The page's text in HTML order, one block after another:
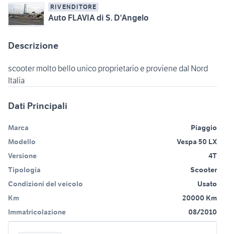
RIVENDITORE
Auto FLAVIA di S. D'Angelo
Descrizione
scooter molto bello unico proprietario e proviene dal Nord
Italia
Dati Principali
Marca
Piaggio
Modello
Vespa 50 LX
Versione
4T
Tipologia
Scooter
Condizioni del veicolo
Usato
Km
20000 Km
Immatricolazione
08/2010